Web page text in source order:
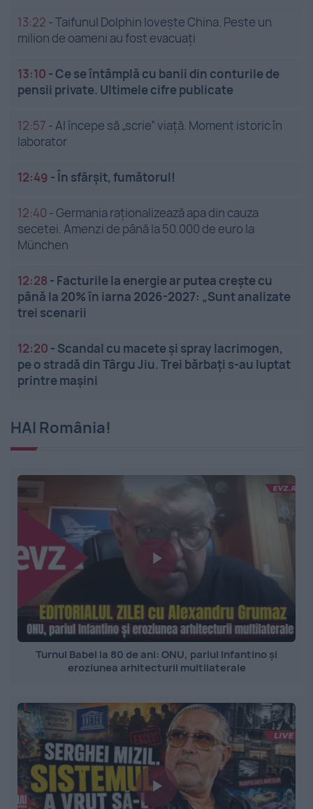
13:22 -Taifunul Dolphin lovește China. Peste un
milion de oameni au fost evacuați
13:10 -Ce se întâmplă cu banii din conturile de
pensii private. Ultimele cifre publicate
12:57 -AI începe să „scrie” viață. Moment istoric în
laborator
12:49 -În sfârșit, fumătorul!
12:40 -Germania raționalizează apa din cauza
secetei. Amenzi de până la 50.000 de euro la
München
12:28 - Facturile la energie ar putea crește cu
până la 20% în iarna 2026-2027: „Sunt analizate
trei scenarii
12:20 - Scandal cu macete și spray lacrimogen,
pe o stradă din Târgu Jiu. Trei bărbați s-au luptat
printre mașini
HAI România!
Turnul Babel la 80 de ani: ONU, pariul Infantino și
eroziunea arhitecturii multilaterale